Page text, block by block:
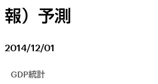
報）予測
2014/12/01
GDP統計